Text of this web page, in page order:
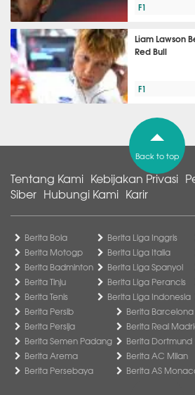
F1
Liam Lawson
Red Bull
F1
Back to top
Tentang Kami Kebijakan Privasi
Siber Hubungi Kami Karir
Berita Bola
Berita Motogp
Berita Badminton
Berita Tinju
Berita Tenis
Berita Liga Inggris
Berita Liga Italia
Berita Liga Spanyol
Berita Liga Perancis
Berita Liga Indonesia
Berita Persib
Berita Persija
Berita Semen Padang
Berita Arema
Berita Persebaya
Berita Barcelona
Berita Real
Berita Dortmund
Berita AC Milan
Berita AS